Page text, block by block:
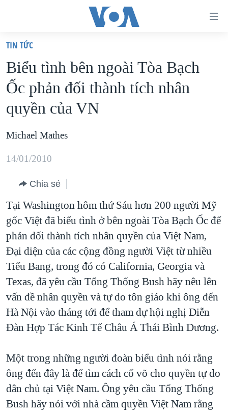
truy
cập
Tới
nội
dung
chính
điều
hướng
Đi
tới
"Tìm"
VIỆT NAM
HOA KỲ
BIỂN ĐÔNG
THẾ GIỚI
DIỄN ĐÀN
MỤC
TỰ DO BÁO CHÍ
VẠCH TRẦN TIN GIẢ
NGƯỜI VIỆT HẢI NGOẠI
ĐỜI SỐNG
KHOA HỌC
SỨC KHOẺ
VĂN HOÁ
GIÁO DỤC
CHUYÊN ĐỀ
CHIẾN TRANH THƯƠNG MẠI CỦA MỸ: QUÁ KHỨ VÀ HIỆN
TẠI
HÀNH TRÌNH BẦU CỬ 2024
MỘT NĂM CHIẾN TRANH TẠI DẢI GAZA
GIẢI MÃ VÀNH ĐAI & CON ĐƯỜNG
NGÀY TỊ NẠN THẾ GIỚI
TRỊNH VĨNH BÌNH - NGƯỜI HẠ 'BÊN THẮNG CUỘC'
CHI PHÍ CHIẾN TRANH AFGHANISTAN
CÁC GIÁ TRỊ CỘNG HÒA Ở VIỆT NAM
THƯỢNG ĐỈNH TRUMP-KIM TẠI VIỆT NAM
HỌC TIẾNG ANH
VIDEO
NGHE
MẠNG XÃ HỘI
Ngôn ngữ khác
TIN TỨC
Biểu tình bên ngoài Tòa Bạch
Ốc phản đối thành tích nhân
quyền của VN
Michael Mathes
14/01/2010
Chia sẻ
Tại Washington hôm thứ Sáu hơn 200 người Mỹ
gốc Việt đã biểu tình ở bên ngoài Tòa Bạch Ốc để
phản đối thành tích nhân quyền của Việt Nam,
Đại diện của các cộng đồng người Việt từ nhiều
Tiểu Bang, trong đó có California, Georgia và
Texas, đã yêu cầu Tổng Thống Bush hãy nêu lên
vấn đề nhân quyền và tự do tôn giáo khi ông đến
Hà Nội vào tháng tới để tham dự hội nghị Diễn
Đàn Hợp Tác Kinh Tế Châu Á Thái Bình Dương.
Một trong những người đoàn biểu tình nói rằng
ông đến đây là để tìm cách cổ võ cho quyền tự do
dân chủ tại Việt Nam. Ông yêu cầu Tổng Thống
Bush hãy nói với nhà cầm quyền Việt Nam rằng